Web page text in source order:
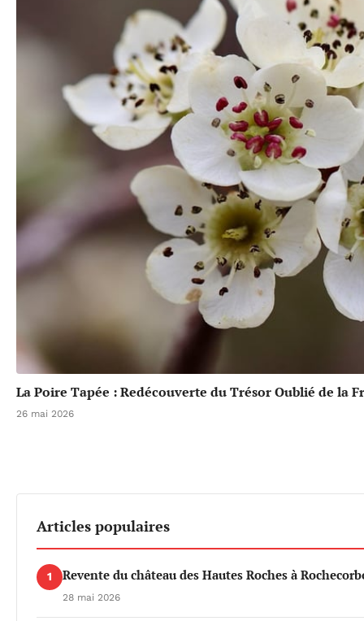
La Poire Tapée : Redécouverte du Trésor Oublié de la
26 mai 2026
Articles populaires
1 Revente du château des Hautes Roches à
28 mai 2026